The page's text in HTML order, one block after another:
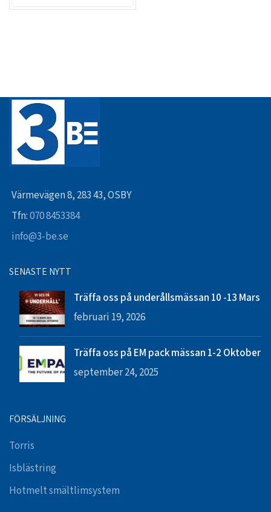
Värmevägen 8, 283 43, OSBY
Tfn:070 8453384
info@3-be.se
SENASTE NYTT
Träffa oss på underållsmässan 10 -13 Mars
februari 19, 2026
Träffa oss på EM pack mässan 1-2 Oktober
september 24, 2025
FÖRSÄLJNING
Torris
Isblästring
Hotmelt smältlimsystem